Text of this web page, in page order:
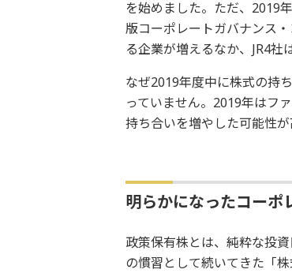
を始めました。ただ、2019
版コーポレートガバナンス
る企業が増えるなか、JR4社
なぜ2019年度中に株式の持
っていません。2019年はフ
持ち合いを増やした可能性が
明らかになったコーポ
政策保有株とは、純粋な投
の慣習として続いてきた「